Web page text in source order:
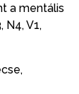
a mentális
V1,